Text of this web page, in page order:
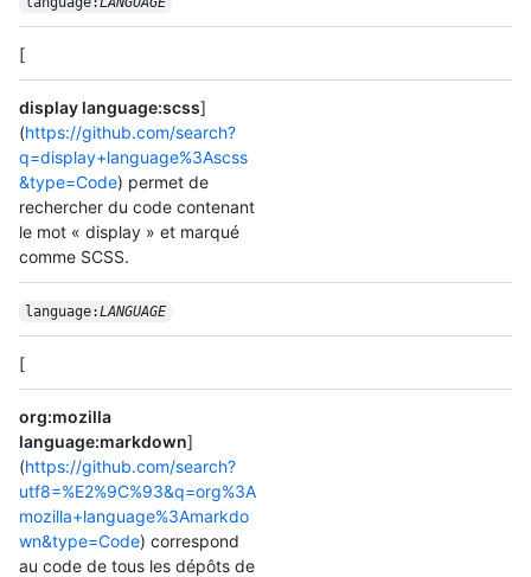
[
display language:scss]
(https://github.com/search?
q=display+language%3Ascss
&type=Code) permet de
rechercher du code contenant
le mot « display » et marqué
comme SCSS.
language:LANGUAGE
[
org:mozilla
language:markdown]
(https://github.com/search?
utf8=%E2%9C%93&q=org%3A
mozilla+language%3Amarkdo
wn&type=Code) correspond
au code de tous les dépôts de